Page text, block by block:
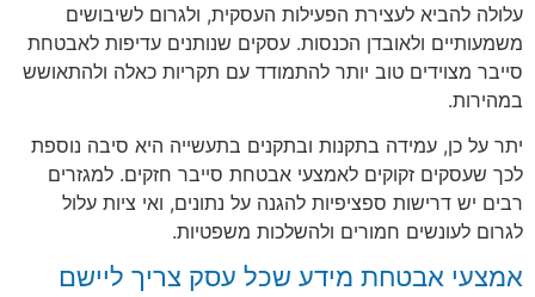
עלולה להביא לעצירת הפעילות העסקית, ולגרום לשיבושים
משמעותיים ולאובדן הכנסות. עסקים שנותנים עדיפות לאבטחת
סייבר מצוידים טוב יותר להתמודד עם תקריות כאלה ולהתאושש
במהירות.
יתר על כן, עמידה בתקנות ובתקנים בתעשייה היא סיבה נוספת
לכך שעסקים זקוקים לאמצעי אבטחת סייבר חזקים. למגזרים
רבים יש דרישות ספציפיות להגנה על נתונים, ואי ציות עלול
לגרום לעונשים חמורים ולהשלכות משפטיות.
אמצעי אבטחת מידע שכל עסק צריך ליישם